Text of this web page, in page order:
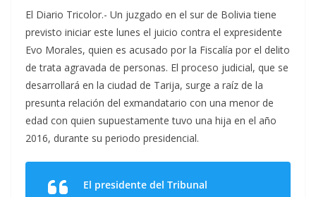
El Diario Tricolor.- Un juzgado en el sur de Bolivia tiene
previsto iniciar este lunes el juicio contra el expresidente
Evo Morales, quien es acusado por la Fiscalía por el delito
de trata agravada de personas. El proceso judicial, que se
desarrollará en la ciudad de Tarija, surge a raíz de la
presunta relación del exmandatario con una menor de
edad con quien supuestamente tuvo una hija en el año
2016, durante su periodo presidencial.
El presidente del Tribunal